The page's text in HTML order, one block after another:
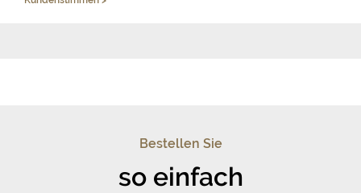
Bestellen Sie
so einfach